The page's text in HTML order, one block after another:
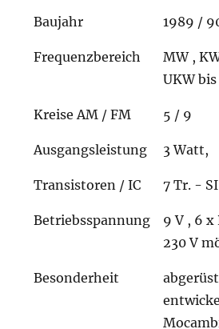
Baujahr 1989 /
Frequenzbereich
MW ,
UKW
Kreise AM / FM 5 / 9
Ausgangsleistung 3 Watt,
Transistoren / IC 7 Tr. -
Betriebsspannung
9 V , 6 x
230 V
Besonderheit